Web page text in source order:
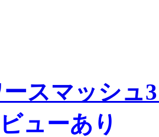
ースマッシ
ューあり